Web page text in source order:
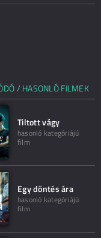
/ HASONLÓ FILMEK
Tiltott vágy
hasonló kategóriájú
film
Egy döntés ára
hasonló kategóriájú
film